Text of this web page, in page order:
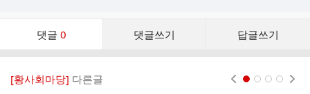
댓글 0 댓글쓰기 답글쓰기
댓
[황사회마당] 다른글